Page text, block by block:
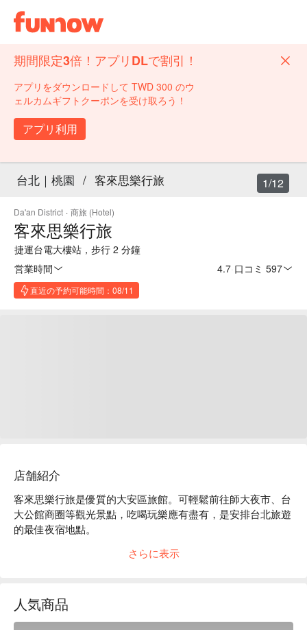
期間限定3倍！アプリDLで割引！
アプリをダウンロードして TWD 300 のウ
ェルカムギフトクーポンを受け取ろう！
アプリ利用
台北｜桃園 / 客來思樂行旅
Da'an District · 商旅 (Hotel)
客來思樂行旅
捷運台電大樓站，步行 2 分鐘
営業時間
4.7· 口コミ 597
直近の予約可能時間：08/11
1/12
店舗紹介
客來思樂行旅是優質的大安區旅館。可輕鬆前往師大夜市、台
大公館商圈等觀光景點，吃喝玩樂應有盡有，是安排台北旅遊
的最佳夜宿地點。
客來思樂行旅推薦：離台電大樓站步行 2 分鐘，比鄰師大及公
客來思樂行旅優惠、客來思樂行旅住宿方案、客來思樂行旅休
息方案立刻查看⬇︎
さらに表示
人気商品